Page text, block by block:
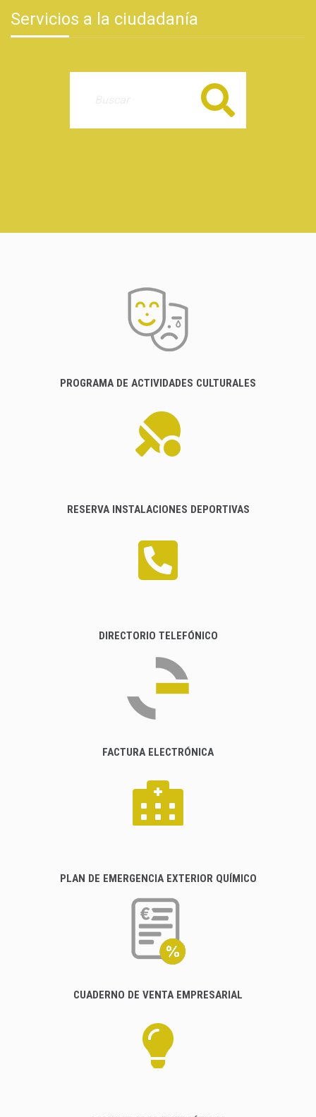
Servicios a la ciudadanía
Buscar
PROGRAMA DE ACTIVIDADES CULTURALES
RESERVA INSTALACIONES DEPORTIVAS
DIRECTORIO TELEFÓNICO
FACTURA ELECTRÓNICA
PLAN DE EMERGENCIA EXTERIOR QUÍMICO
CUADERNO DE VENTA EMPRESARIAL